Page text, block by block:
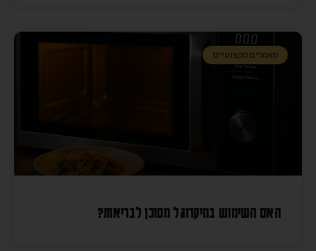
מאמרים מקצועיים
האם השימוש במיקרוגל מסוכן לבריאות?